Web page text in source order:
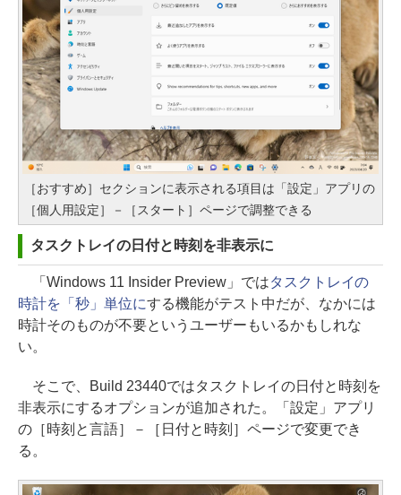
［おすすめ］セクションに表示される項目は「設定」アプリの
［個人用設定］－［スタート］ページで調整できる
タスクトレイの日付と時刻を非表示に
「Windows 11 Insider Preview」ではタスクトレイの
時計を「秒」単位にする機能がテスト中だが、なかには
時計そのものが不要というユーザーもいるかもしれな
い。
そこで、Build 23440ではタスクトレイの日付と時刻を
非表示にするオプションが追加された。「設定」アプリ
の［時刻と言語］－［日付と時刻］ページで変更でき
る。